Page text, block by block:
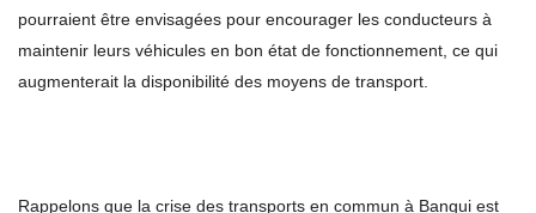
pourraient être envisagées pour encourager les conducteurs à
maintenir leurs véhicules en bon état de fonctionnement, ce qui
augmenterait la disponibilité des moyens de transport.
Rappelons que la crise des transports en commun à Bangui est